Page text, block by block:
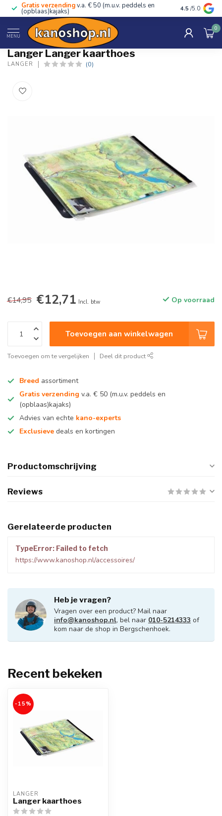
Gratis verzendingv.a. € 50 (m.u.v. peddels en
(opblaas)kajaks) Advies van
4.5 /5.0
MENU
0
Home / Langer kaarthoes
Langer Langer kaarthoes
LANGER (0)
€14,95 €12,71 Incl. btw Op voorraad
Toevoegen aan winkelwagen
Toevoegen om te vergelijken Deel dit product
Breed assortiment
Gratis verzending v.a. € 50 (m.u.v. peddels en
(opblaas)kajaks)
Advies van echte kano-experts
Exclusieve deals en kortingen
Productomschrijving
Reviews
Gerelateerde producten
TypeError: Failed to fetch
https://www.kanoshop.nl/accessoires/
Heb je vragen?
Vragen over een product? Mail naar
info@kanoshop.nl, bel naar 010-5214333 of
kom naar de shop in Bergschenhoek.
Recent bekeken
-15%
LANGER
Langer kaarthoes